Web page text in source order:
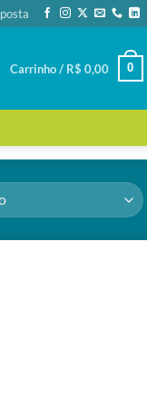
Carrinho / R$ 0,00 0